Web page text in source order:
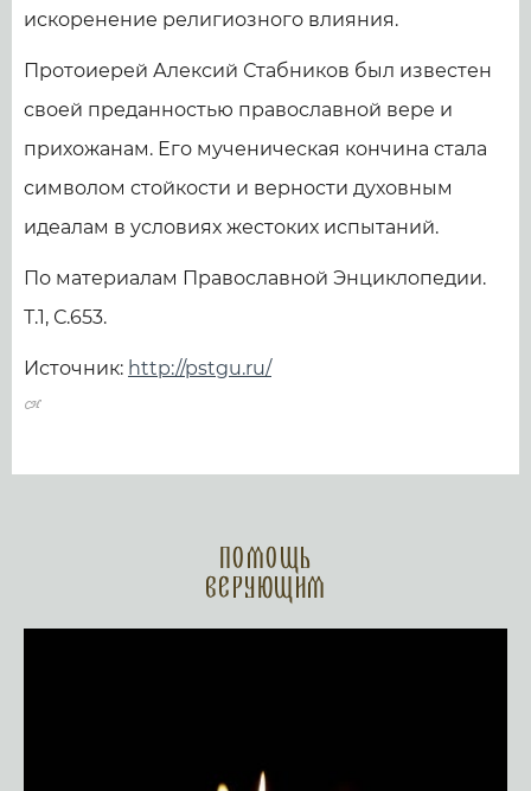
искоренение религиозного влияния.
Протоиерей Алексий Стабников был известен
своей преданностью православной вере и
прихожанам. Его мученическая кончина стала
символом стойкости и верности духовным
идеалам в условиях жестоких испытаний.
По материалам Православной Энциклопедии.
Т.1, С.653.
Источник: http://pstgu.ru/
Помощь
верующим